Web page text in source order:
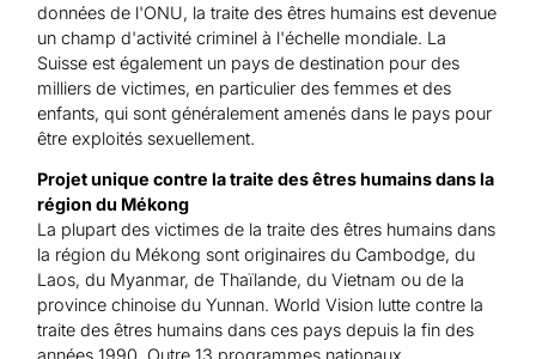
données de l'ONU, la traite des êtres humains est devenue
un champ d'activité criminel à l'échelle mondiale. La
Suisse est également un pays de destination pour des
milliers de victimes, en particulier des femmes et des
enfants, qui sont généralement amenés dans le pays pour
être exploités sexuellement.
Projet unique contre la traite des êtres humains dans la
région du Mékong
La plupart des victimes de la traite des êtres humains dans
la région du Mékong sont originaires du Cambodge, du
Laos, du Myanmar, de Thaïlande, du Vietnam ou de la
province chinoise du Yunnan. World Vision lutte contre la
traite des êtres humains dans ces pays depuis la fin des
années 1990. Outre 13 programmes nationaux,